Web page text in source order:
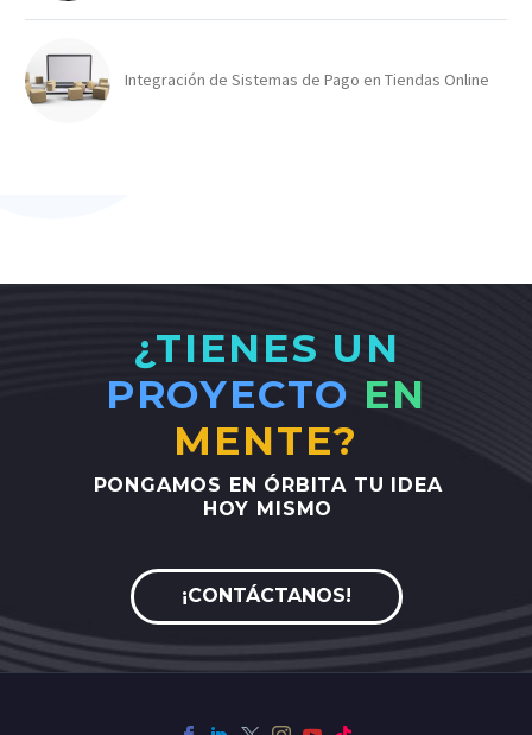
Integración de Sistemas de Pago en Tiendas Online
¿TIENES UN
PROYECTO EN
MENTE?
PONGAMOS EN ÓRBITA TU IDEA
HOY MISMO
¡CONTÁCTANOS!